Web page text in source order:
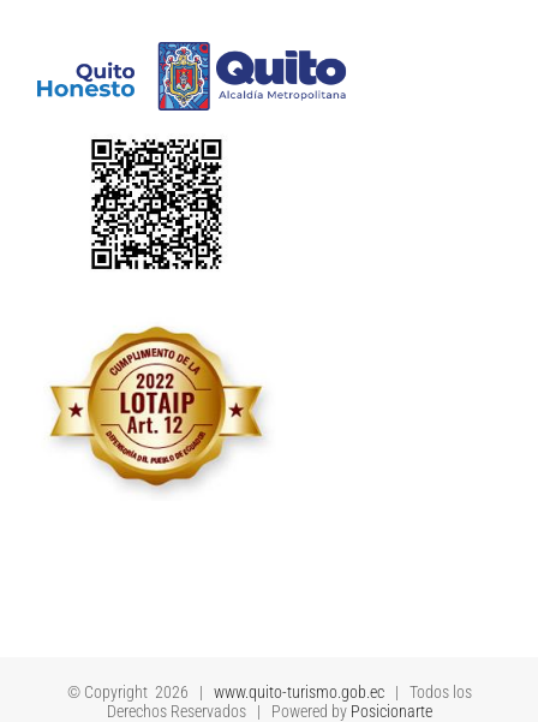
© Copyright 2026 | www.quito-turismo.gob.ec| Todos los
Derechos Reservados | Powered by Posicionarte